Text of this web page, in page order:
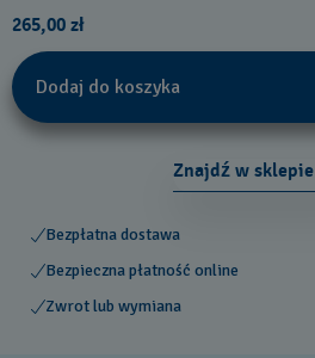
265,00 zł
Dodaj do koszyka
Znajdź w sklepie
Bezpłatna dostawa
Bezpieczna płatność online
Zwrot lub wymiana